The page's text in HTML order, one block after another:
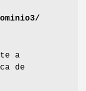
a
de